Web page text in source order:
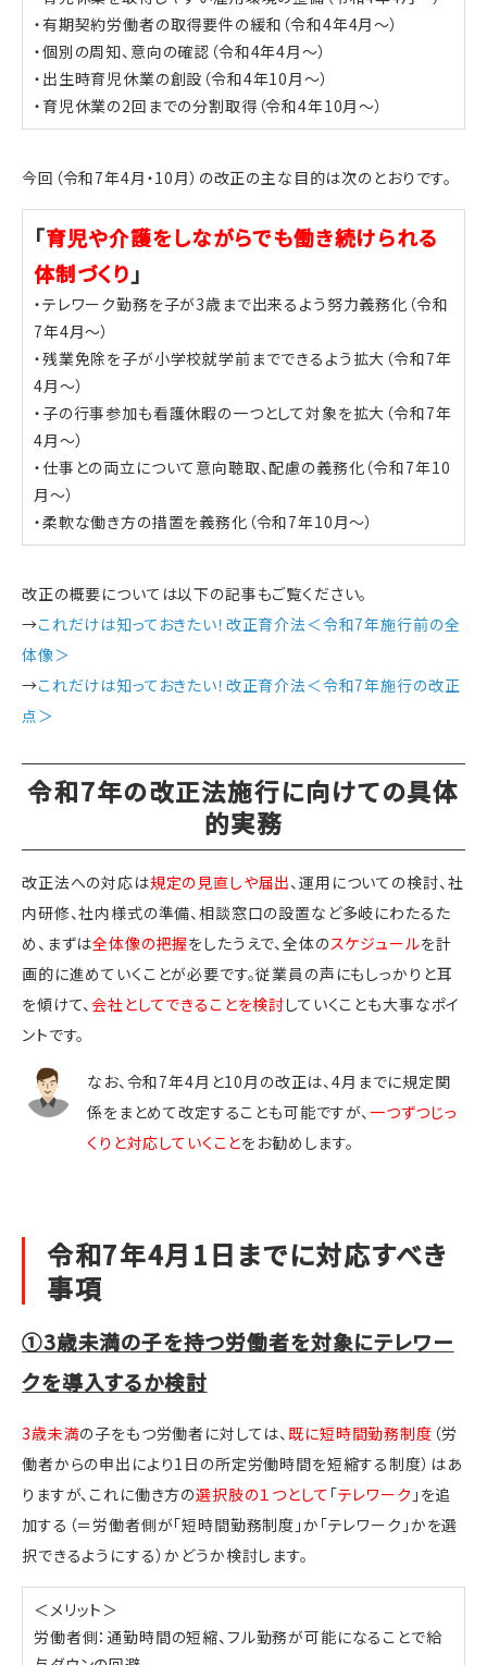
・有期契約労働者の取得要件の緩和（令和4年4月～）
・個別の周知、意向の確認（令和4年4月～）
・出生時育児休業の創設（令和4年10月～）
・育児休業の2回までの分割取得（令和4年10月～）
今回（令和7年4月・10月）の改正の主な目的は次のとおりです。
「育児や介護をしながらでも働き続けられる
体制づくり 」
・テレワーク勤務を子が3歳まで出来るよう努力義務化（令和
7年4月～）
・残業免除を子が小学校就学前までできるよう拡大（令和7年
4月～）
・子の行事参加も看護休暇の一つとして対象を拡大（令和7年
4月～）
・仕事との両立について意向聴取、配慮の義務化（令和7年10
月～）
・柔軟な働き方の措置を義務化（令和7年10月～）
改正の概要については以下の記事もご覧ください。
→これだけは知っておきたい！改正育介法＜令和7年施行前の全
体像＞
→これだけは知っておきたい！改正育介法＜令和7年施行の改正
点＞
令和7年の改正法施行に向けての具体
的実務
改正法への対応は規定の見直しや届出、運用についての検討、社
内研修、社内様式の準備、相談窓口の設置など多岐にわたるた
め、まずは全体像の把握をしたうえで、全体のスケジュールを計
画的に進めていくことが必要です。従業員の声にもしっかりと耳
を傾けて、会社としてできることを検討していくことも大事なポイ
ントです。
なお、令和7年4月と10月の改正は、4月までに規定関
係をまとめて改定することも可能ですが、 一つずつじっ
くりと対応していくことをお勧めします。
令和7年4月1日までに対応すべき
事項
①3歳未満の子を持つ労働者を対象にテレワー
クを導入するか検討
3歳未満の子をもつ労働者に対しては、既に短時間勤務制度 （労
働者からの申出により1日の所定労働時間を短縮する制度）はあ
りますが、これに働き方の選択肢の１つとして 「テレワーク 」を追
加する（＝労働者側が「短時間勤務制度」か「テレワーク」かを選
択できるようにする）かどうか検討します。
＜メリット＞
労働者側：通勤時間の短縮、フル勤務が可能になることで給